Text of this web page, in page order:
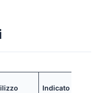
Indicato